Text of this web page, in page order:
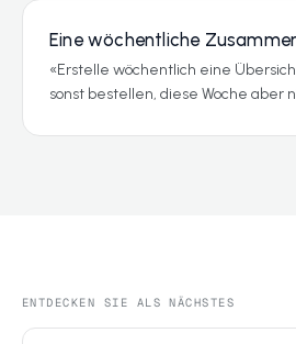
Eine wöchentliche
«Erstelle wöchentlich eine
sonst bestellen, diese Woche aber
ENTDECKEN SIE ALS NÄCHSTES